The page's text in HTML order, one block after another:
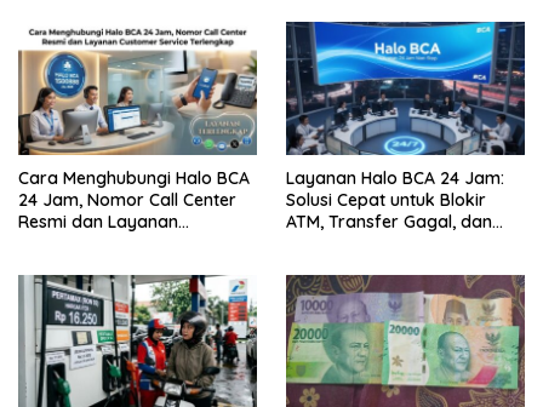
Cara Menghubungi Halo BCA
24 Jam, Nomor Call Center
Resmi dan Layanan
Layanan Halo BCA 24 Jam:
Solusi Cepat untuk Blokir
ATM, Transfer Gagal, dan